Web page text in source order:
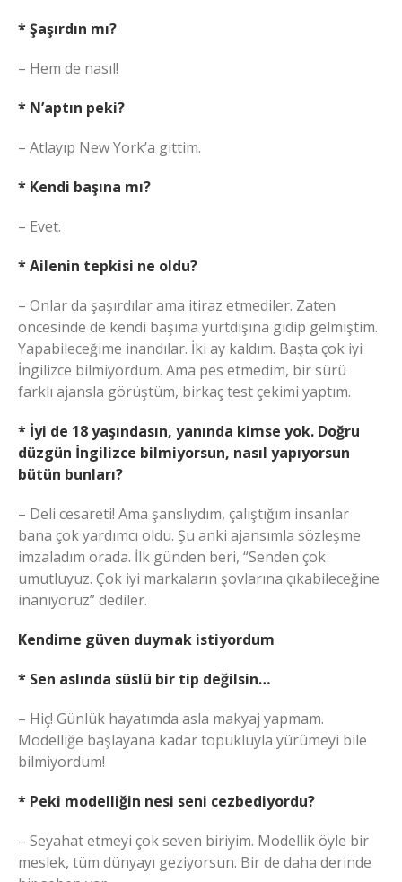
* Şaşırdın mı?
– Hem de nasıl!
* N’aptın peki?
– Atlayıp New York’a gittim.
* Kendi başına mı?
– Evet.
* Ailenin tepkisi ne oldu?
– Onlar da şaşırdılar ama itiraz etmediler. Zaten
öncesinde de kendi başıma yurtdışına gidip gelmiştim.
Yapabileceğime inandılar. İki ay kaldım. Başta çok iyi
İngilizce bilmiyordum. Ama pes etmedim, bir sürü
farklı ajansla görüştüm, birkaç test çekimi yaptım.
* İyi de 18 yaşındasın, yanında kimse yok. Doğru
düzgün İngilizce bilmiyorsun, nasıl yapıyorsun
bütün bunları?
– Deli cesareti! Ama şanslıydım, çalıştığım insanlar
bana çok yardımcı oldu. Şu anki ajansımla sözleşme
imzaladım orada. İlk günden beri, “Senden çok
umutluyuz. Çok iyi markaların şovlarına çıkabileceğine
inanıyoruz” dediler.
Kendime güven duymak istiyordum
* Sen aslında süslü bir tip değilsin…
– Hiç! Günlük hayatımda asla makyaj yapmam.
Modelliğe başlayana kadar topukluyla yürümeyi bile
bilmiyordum!
* Peki modelliğin nesi seni cezbediyordu?
– Seyahat etmeyi çok seven biriyim. Modellik öyle bir
meslek, tüm dünyayı geziyorsun. Bir de daha derinde